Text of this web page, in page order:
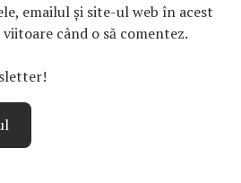
emailul și site-ul web în acest
când o să comentez.